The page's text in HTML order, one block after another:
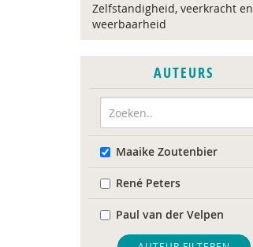
Zelfstandigheid, veerkracht en
weerbaarheid
AUTEURS
Maaike Zoutenbier
René Peters
Paul van der Velpen